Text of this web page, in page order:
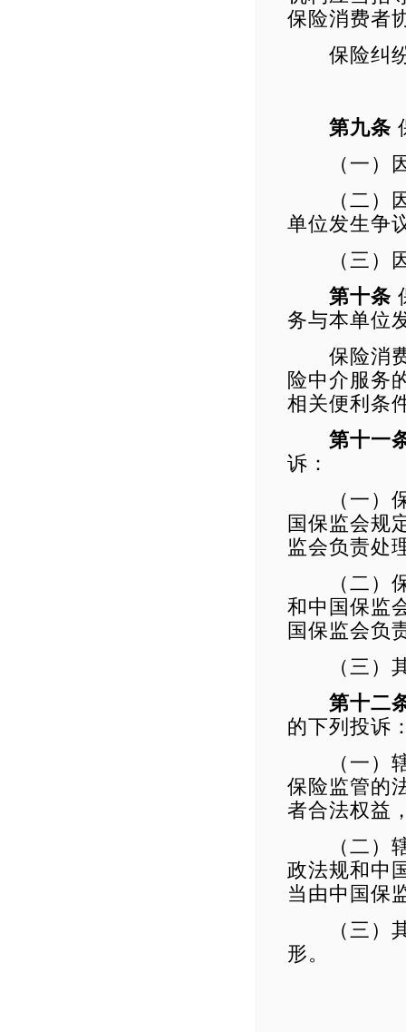
保险消费者
保险纠纷
第九条
（一）因
（二）因
单位发生争
（三）因
第十条
务与本单位
保险消费
险中介服务
相关便利条
第十一
诉：
（一）保
国保监会规
监会负责处
（二）保
和中国保监
国保监会负
（三）其
第十二
的下列投诉
（一）辖
保险监管的
者合法权益
（二）辖
政法规和中
当由中国保
（三）其
形。